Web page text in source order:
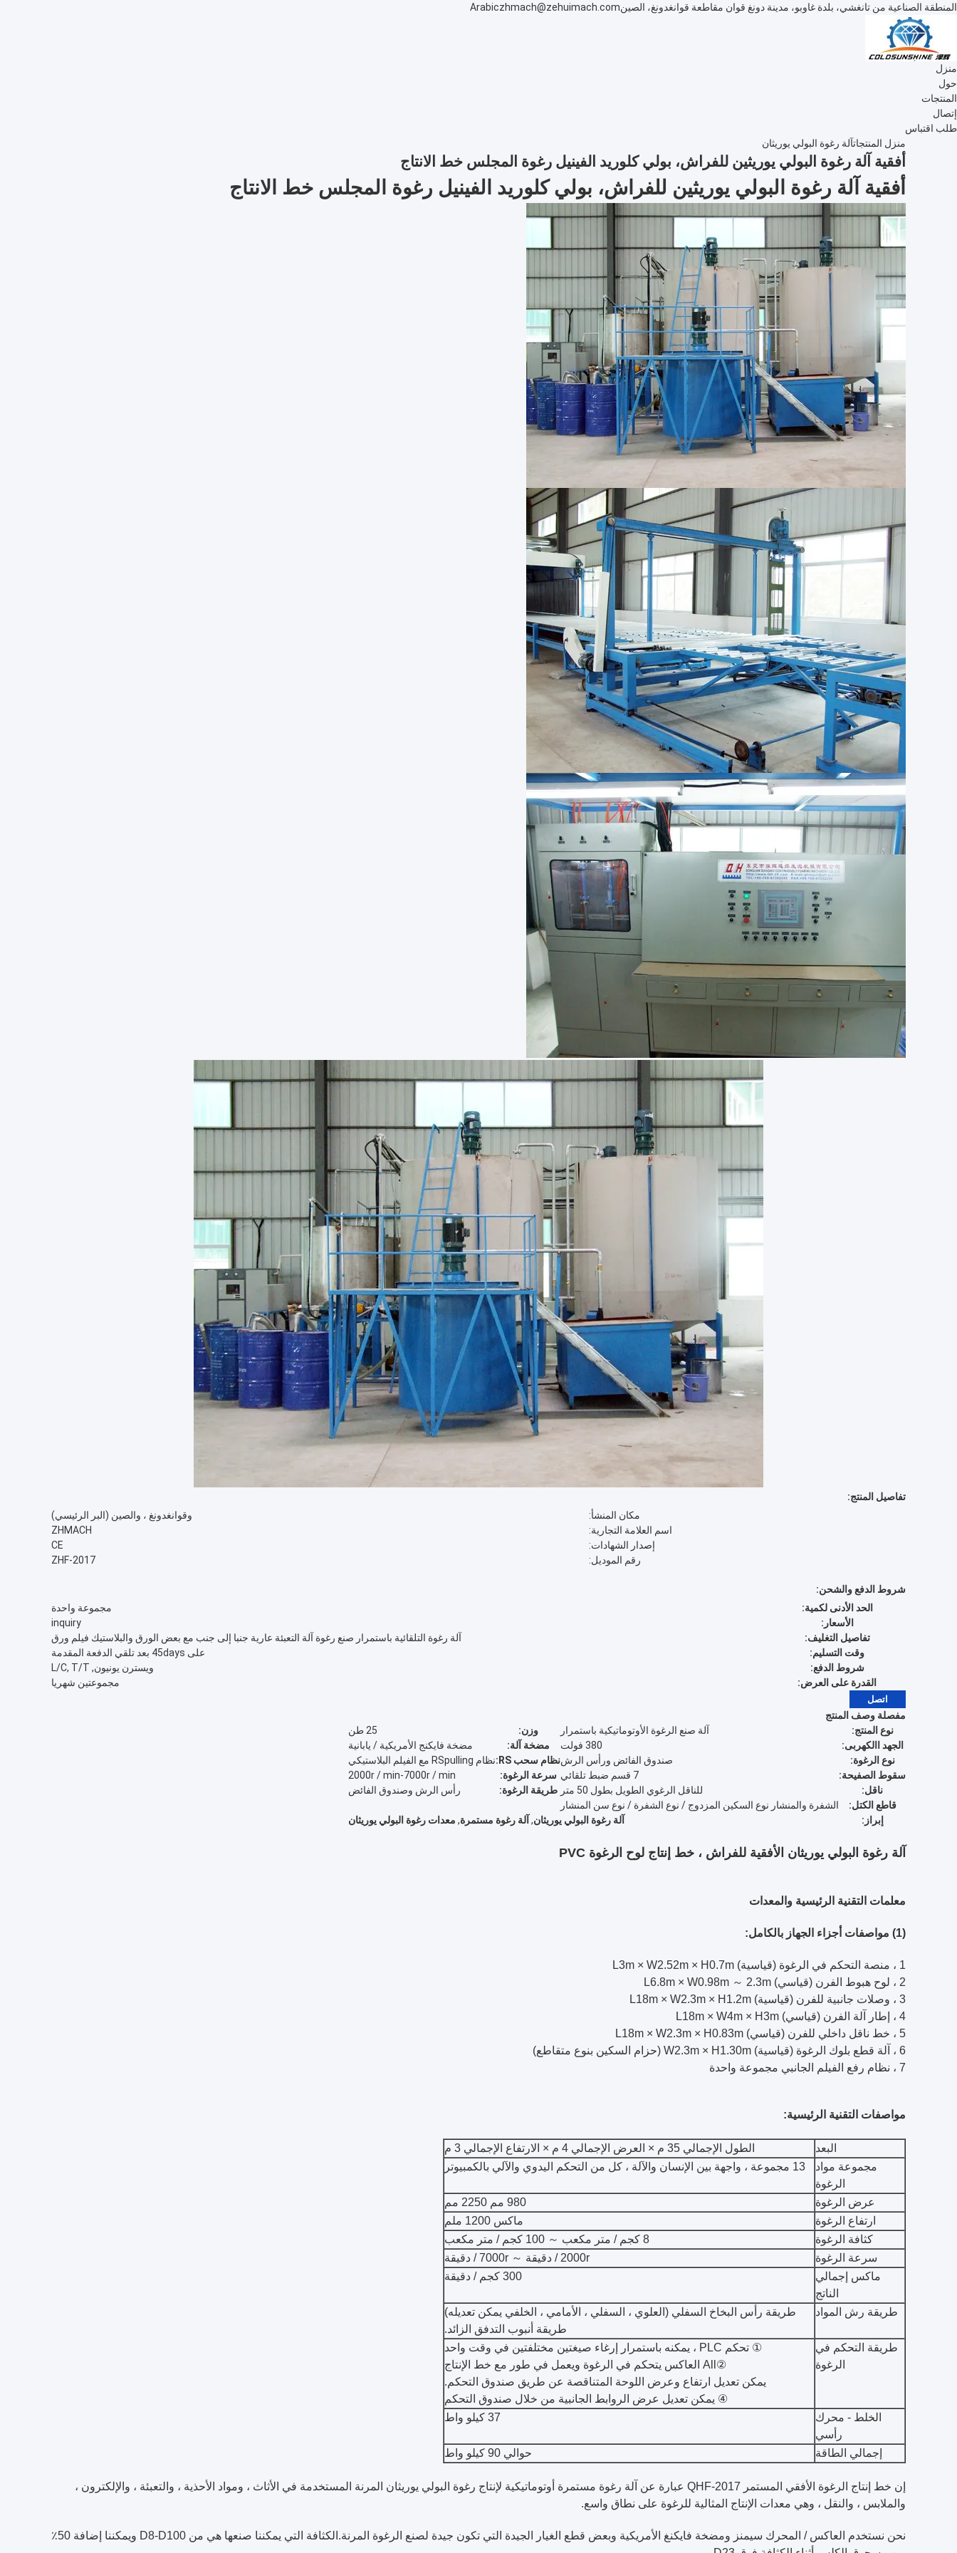
المنطقة الصناعية من تانغشي، بلدة غاوبو، مدينة دونغ قوان مقاطعة قوانغدونغ، الصينzhmach@zehuimach.com
Arabic
منزل
حول
المنتجات
إتصال
طلب اقتباس
منزل المنتجاتآلة رغوة البولي يوريثان
أفقية آلة رغوة البولي يوريثين للفراش، بولي كلوريد الفينيل رغوة المجلس خط الانتاج
أفقية آلة رغوة البولي يوريثين للفراش، بولي كلوريد الفينيل رغوة المجلس خط الانتاج
تفاصيل المنتج:
مكان المنشأ:
وقوانغدونغ ، والصين (البر الرئيسي)
اسم العلامة التجارية:
ZHMACH
إصدار الشهادات:
CE
رقم الموديل:
ZHF-2017
شروط الدفع والشحن:
الحد الأدنى لكمية:
مجموعة واحدة
الأسعار:
inquiry
تفاصيل التغليف:
آلة رغوة التلقائية باستمرار صنع رغوة آلة التعبئة عارية جنبا إلى جنب مع بعض الورق والبلاستيك فيلم ورق
وقت التسليم:
على 45days بعد تلقي الدفعة المقدمة
شروط الدفع:
ويسترن يونيون, L/C, T/T
القدرة على العرض:
مجموعتين شهريا
اتصل
مفصلة وصف المنتج
نوع المنتج:
آلة صنع الرغوة الأوتوماتيكية باستمرار وزن:
25 طن
الجهد االكهربى:
380 فولت مضخة آلة:
مضخة فايكنج الأمريكية / يابانية
نوع الرغوة:
صندوق الفائض ورأس الرشنظام سحب RS:
نظام RSpulling مع الفيلم البلاستيكي
سقوط الصفيحة:
7 قسم ضبط تلقائي سرعة الرغوة:
2000r / min-7000r / min
ناقل:
للناقل الرغوي الطويل بطول 50 متر طريقة الرغوة:
رأس الرش وصندوق الفائض
قاطع الكتل:
الشفرة والمنشار نوع السكين المزدوج / نوع الشفرة / نوع سن المنشار
إبراز:
آلة رغوة البولي يوريثان, آلة رغوة مستمرة, معدات رغوة البولي يوريثان
آلة رغوة البولي يوريثان الأفقية للفراش ، خط إنتاج لوح الرغوة PVC
معلمات التقنية الرئيسية والمعدات
(1) مواصفات أجزاء الجهاز بالكامل:
1 ، منصة التحكم في الرغوة (قياسية) L3m × W2.52m × H0.7m
2 ، لوح هبوط الفرن (قياسي) L6.8m × W0.98m ～ 2.3m
3 ، وصلات جانبية للفرن (قياسية) L18m × W2.3m × H1.2m
4 ، إطار آلة الفرن (قياسي) L18m × W4m × H3m
5 ، خط ناقل داخلي للفرن (قياسي) L18m × W2.3m × H0.83m
6 ، آلة قطع بلوك الرغوة (قياسية) W2.3m × H1.30m (حزام السكين بنوع متقاطع)
7 ، نظام رفع الفيلم الجانبي مجموعة واحدة
مواصفات التقنية الرئيسية:
البعد
الطول الإجمالي 35 م × العرض الإجمالي 4 م × الارتفاع الإجمالي 3 م
مجموعة مواد
الرغوة
13 مجموعة ، واجهة بين الإنسان والآلة ، كل من التحكم اليدوي والآلي بالكمبيوتر
عرض الرغوة
980 مم 2250 مم
ارتفاع الرغوة
ماكس 1200 ملم
كثافة الرغوة
8 كجم / متر مكعب ～ 100 كجم / متر مكعب
سرعة الرغوة
2000r / دقيقة ～ 7000r / دقيقة
ماكس إجمالي
الناتج
300 كجم / دقيقة
طريقة رش المواد
طريقة رأس البخاخ السفلي (العلوي ، السفلي ، الأمامي ، الخلفي يمكن تعديله)
طريقة أنبوب التدفق الزائد.
طريقة التحكم في
الرغوة
① تحكم PLC ، يمكنه باستمرار إرغاء صيغتين مختلفتين في وقت واحد
②All العاكس يتحكم في الرغوة ويعمل في طور مع خط الإنتاج
يمكن تعديل ارتفاع وعرض اللوحة المتناقصة عن طريق صندوق التحكم.
④ يمكن تعديل عرض الروابط الجانبية من خلال صندوق التحكم
الخلط - محرك
رأسي
37 كيلو واط
إجمالي الطاقة حوالي 90 كيلو واط
إن خط إنتاج الرغوة الأفقي المستمر QHF-2017 عبارة عن آلة رغوة مستمرة أوتوماتيكية لإنتاج رغوة البولي يوريثان المرنة المستخدمة في الأثاث ، ومواد الأحذية ، والتعبئة ، والإلكترون ،
والملابس ، والنقل ، وهي معدات الإنتاج المثالية للرغوة على نطاق واسع.
نحن نستخدم العاكس / المحرك سيمنز ومضخة فايكنغ الأمريكية وبعض قطع الغيار الجيدة التي تكون جيدة لصنع الرغوة المرنة.الكثافة التي يمكننا صنعها هي من D8-D100 ويمكننا إضافة 50٪